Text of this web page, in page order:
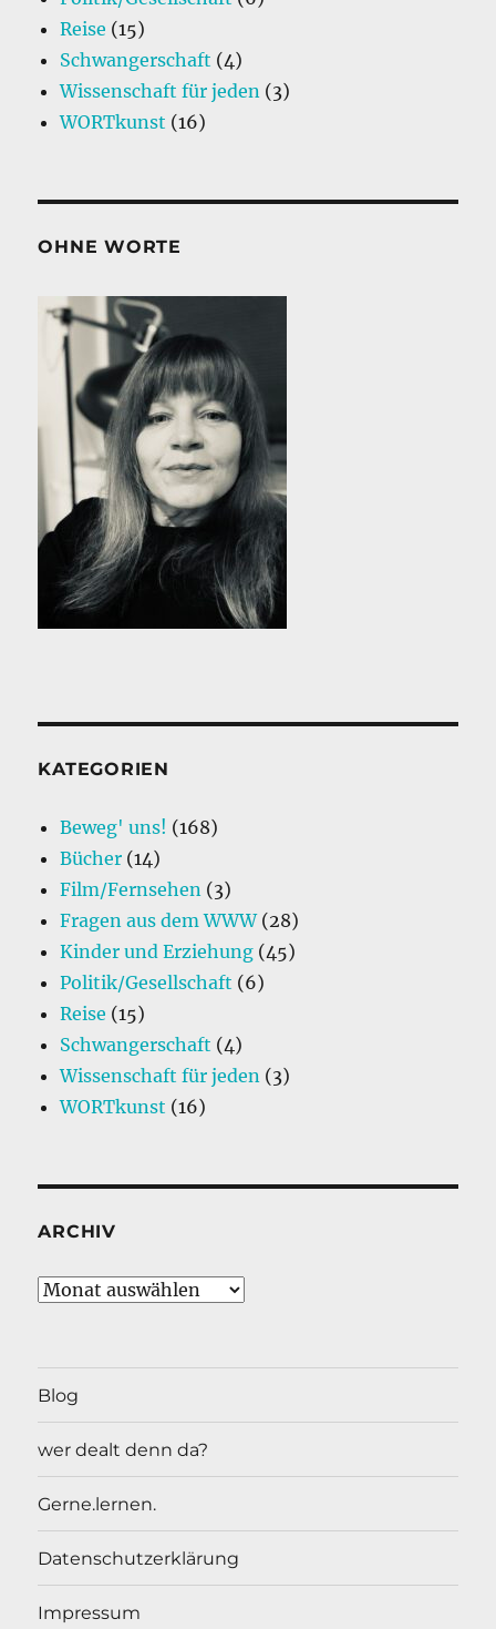
Reise (15)
Schwangerschaft (4)
Wissenschaft für jeden (3)
WORTkunst (16)
OHNE WORTE
KATEGORIEN
Beweg' uns! (168)
Bücher (14)
Film/Fernsehen (3)
Fragen aus dem WWW(28)
Kinder und Erziehung (45)
Politik/Gesellschaft (6)
Reise (15)
Schwangerschaft (4)
Wissenschaft für jeden (3)
WORTkunst (16)
ARCHIV
Archiv
Blog
wer dealt denn da?
Gerne.lernen.
Datenschutzerklärung
Impressum